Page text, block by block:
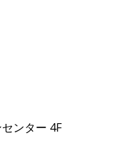
ンター 4F